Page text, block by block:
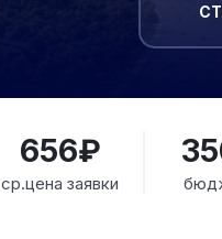
656₽
ср.цена заявки